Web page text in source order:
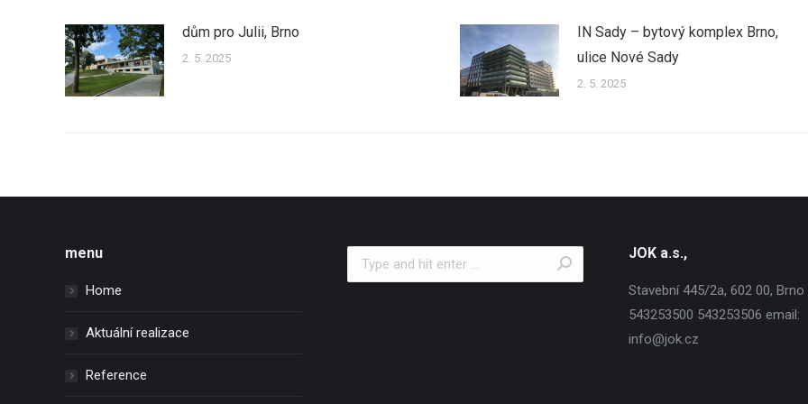
dům pro Julii, Brno
2. 5. 2025
IN Sady – bytový komplex Brno,
ulice Nové Sady
2. 5. 2025
menu
Home
Aktuální realizace
Reference
Search: JOK a.s.,
Stavební 445/2a, 602 00, Brno
543253500 543253506 email:
info@jok.cz